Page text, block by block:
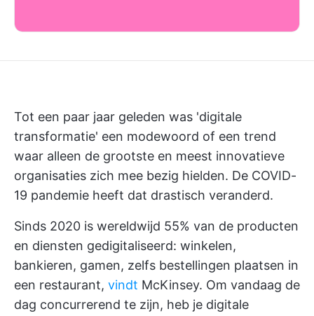
Tot een paar jaar geleden was 'digitale
transformatie' een modewoord of een trend
waar alleen de grootste en meest innovatieve
organisaties zich mee bezig hielden. De COVID-
19 pandemie heeft dat drastisch veranderd.
Sinds 2020 is wereldwijd 55% van de producten
en diensten gedigitaliseerd: winkelen,
bankieren, gamen, zelfs bestellingen plaatsen in
een restaurant, vindt McKinsey. Om vandaag de
dag concurrerend te zijn, heb je digitale